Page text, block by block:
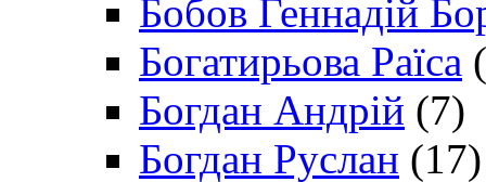
Бобов Геннадій
Богатирьова Раїса
Богдан Андрій (7)
Богдан Руслан (17)